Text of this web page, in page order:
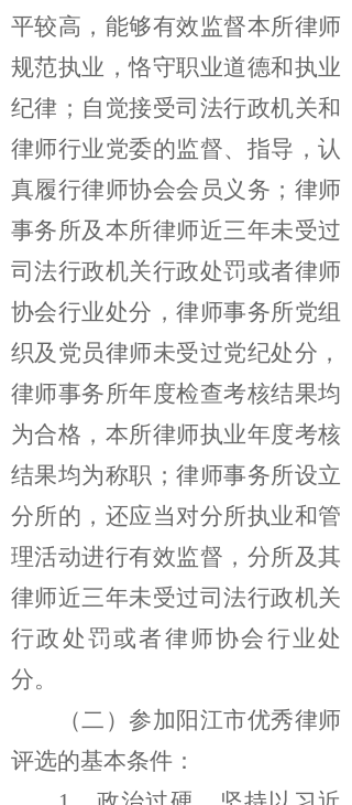
平较高，能够有效监督本所律师
规范执业，恪守职业道德和执业
纪律；自觉接受司法行政机关和
律师行业党委的监督、指导，认
真履行律师协会会员义务；律师
事务所及本所律师近三年未受过
司法行政机关行政处罚或者律师
协会行业处分，律师事务所党组
织及党员律师未受过党纪处分，
律师事务所年度检查考核结果均
为合格，本所律师执业年度考核
结果均为称职；律师事务所设立
分所的，还应当对分所执业和管
理活动进行有效监督，分所及其
律师近三年未受过司法行政机关
行政处罚或者律师协会行业处
分。
（二）参加阳江市优秀律师
评选的基本条件：